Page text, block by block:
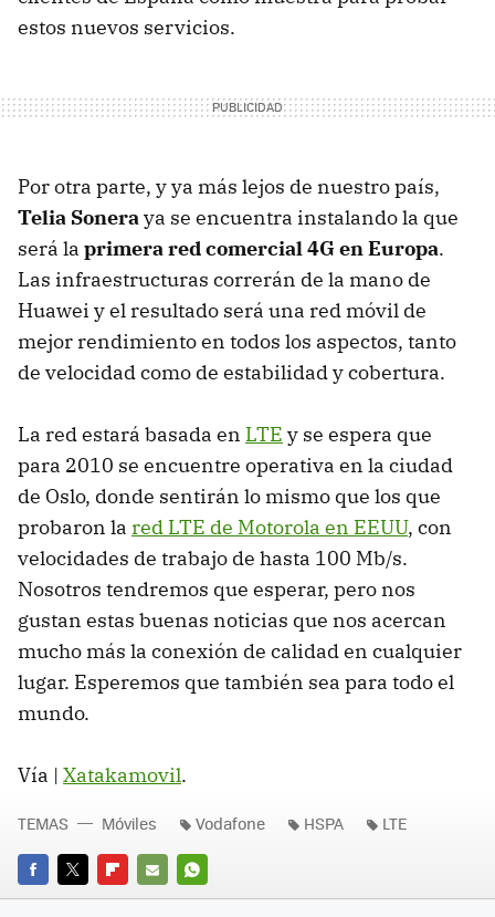
estos nuevos servicios.
Por otra parte, y ya más lejos de nuestro país,
Telia Soneraya se encuentra instalando la que
será la primera red comercial 4G en Europa.
Las infraestructuras correrán de la mano de
Huawei y el resultado será una red móvil de
mejor rendimiento en todos los aspectos, tanto
de velocidad como de estabilidad y cobertura.
La red estará basada en LTE y se espera que
para 2010 se encuentre operativa en la ciudad
de Oslo, donde sentirán lo mismo que los que
probaron la red LTE de Motorola en EEUU, con
velocidades de trabajo de hasta 100 Mb/s.
Nosotros tendremos que esperar, pero nos
gustan estas buenas noticias que nos acercan
mucho más la conexión de calidad en cualquier
lugar. Esperemos que también sea para todo el
mundo.
Vía | Xatakamovil.
FACEBOOK
TWITTERFLIPBOARD
E-
WHATSAPP
TEMAS Móviles Vodafone HSPA LTE